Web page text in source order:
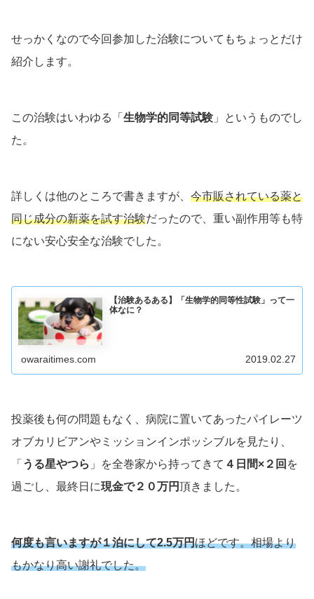
せっかくなので今回参加した治験についてもちょっとだけ
紹介します。
この治験はいわゆる「 生物学的同等試験 」というものでし
た。
詳しくは他のところで書きますが、 今市販されている薬と
同じ成分の新薬を試す治験だったので、重い副作用等も特
にない安心安全な治験でした。
【治験あるある】「生物学的同等性試験」って一
体なに？
owaraitimes.com 2019.02.27
投薬後も何の問題もなく、病院に置いてあったパイレーツ
オブカリビアンやミッションインポッシブルを見たり、
「 うる星やつら 」を全巻家から持ってきて ４日間×２回 を
過ごし、最終日に現金で２０万円頂きました。
何度も言いますが１泊にして2.5万円ほどです。相場より
もかなり高い謝礼でした。